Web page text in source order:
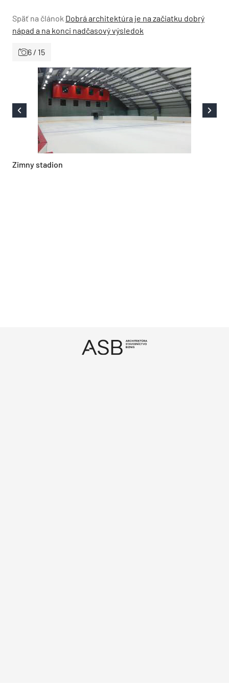
Späť na článok Dobrá architektúra je na začiatku dobrý
nápad a na konci nadčasový výsledok
6 / 15
Zimny stadion